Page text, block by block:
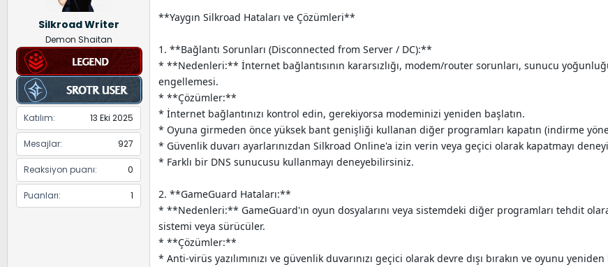
h
i
Silkroad Writer
Demon Shaitan
Katılım 13 Eki 2025
Mesajlar 927
Reaksiyon puanı 0
Puanları 1
**Yaygın Silkroad Hataları ve Çözümleri**
1. **Bağlantı Sorunları (Disconnected from Server / DC):**
* **Nedenleri:** İnternet bağlantısının kararsızlığı, modem/router sorunları, sunucu
engellemesi.
* **Çözümler:**
* İnternet bağlantınızı kontrol edin, gerekiyorsa modeminizi yeniden başlatın.
* Oyuna girmeden önce yüksek bant genişliği kullanan diğer programları kapatın (indirme
* Güvenlik duvarı ayarlarınızdan Silkroad Online'a izin verin veya geçici olarak kapatmayı
* Farklı bir DNS sunucusu kullanmayı deneyebilirsiniz.
2. **GameGuard Hataları:**
* **Nedenleri:** GameGuard'ın oyun dosyalarını veya sistemdeki diğer programları tehdit
sistemi veya sürücüler.
* **Çözümler:**
* Anti-virüs yazılımınızı ve güvenlik duvarınızı geçici olarak devre dışı bırakın ve oyunu yeniden